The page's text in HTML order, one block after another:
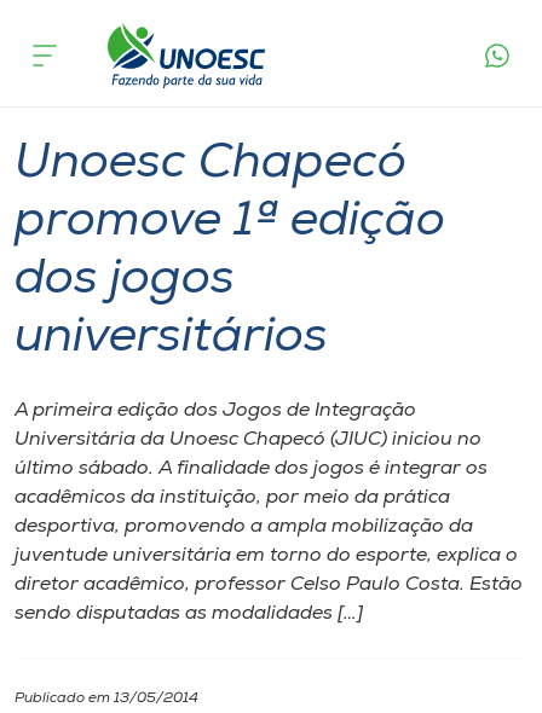
Cursos
Atendimento ao Estudante
Portal de Ensino
A
Internacionalização
I.nova
acontece
Unoesc Chapecó
promove 1ª edição
dos jogos
universitários
A primeira edição dos Jogos de Integração
Universitária da Unoesc Chapecó (JIUC) iniciou no
último sábado. A finalidade dos jogos é integrar os
acadêmicos da instituição, por meio da prática
desportiva, promovendo a ampla mobilização da
juventude universitária em torno do esporte, explica o
diretor acadêmico, professor Celso Paulo Costa. Estão
sendo disputadas as modalidades […]
Publicado em 13/05/2014